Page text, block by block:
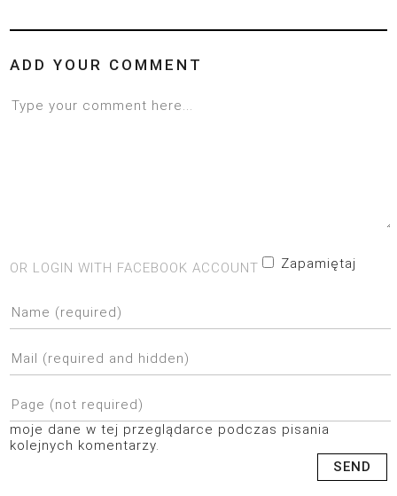
ADD YOUR COMMENT
OR LOGIN WITH FACEBOOK ACCOUNT Zapamiętaj
moje dane w tej przeglądarce podczas pisania
kolejnych komentarzy.